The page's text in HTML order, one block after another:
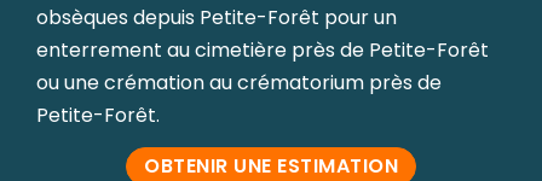
obsèques depuis Petite-Forêt pour un
enterrement au cimetière près de Petite-Forêt
ou une crémation au crématorium près de
Petite-Forêt.
OBTENIR UNE ESTIMATION